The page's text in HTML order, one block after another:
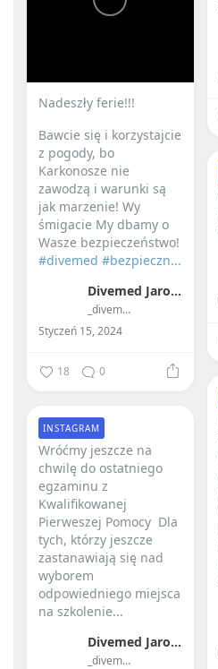
Nadeszły ferie!!! ️
Bawcie się i korzystajcie
z pogody, bo
Karkonosze nie
zawodzą i warunki są
jak marzenie!Wy
śmigacie My dbamy o
Wasze bezpieczeństwo!
#divemed #bezpieczn...
Divemed Jarosław Przybylski
_divemed_
Styczeń 15, 2024
18 0
Wróćmy jeszcze na
chwilę do ostatniego
egzaminu z
Kwalifikowanej
Pierweszej Pomocy ️ Dla
tych, którzy jeszcze
zastanawiają się nad
wyborem
odpowiedniego miejsca
na szkolenie...
Divemed Jarosław Przybylski
_divemed_
INSTAGRAM